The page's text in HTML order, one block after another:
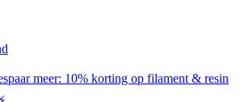
meer: ​​10% korting op filament & resin